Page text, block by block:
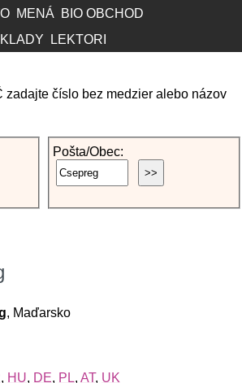
MENÁ
BIO OBCHOD
LEKTORI
zadajte číslo bez medzier alebo názov
Pošta/Obec:
, Maďarsko
, HU, DE, PL, AT, UK